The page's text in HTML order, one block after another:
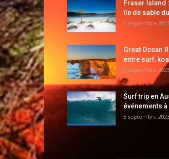
Fraser Island
île de sable
5 septembre 2023
Great Ocean
entre surf,
5 septembre 2023
Surf trip en
événements
5 septembre 2023